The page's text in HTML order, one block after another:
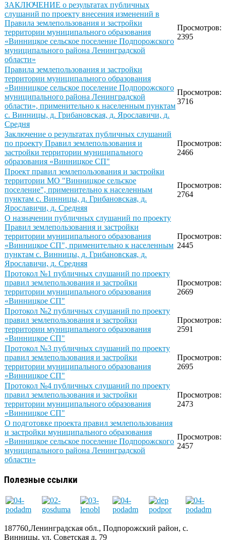
ЗАКЛЮЧЕНИЕ о результатах публичных
слушаний по проекту внесения изменений в
Правила землепользования и застройки
территории муниципального образования
«Винницкое сельское поселение Подпорожского
муниципального района Ленинградской
области»
Просмотров:
2395
Правила землепользования и застройки
территории муниципального образования
«Винницкое сельское поселение Подпорожского
муниципального района Ленинградской
области», применительно к населенным пунктам
с. Винницы, д. Грибановская, д. Ярославичи, д.
Средня
Просмотров:
3716
Заключение о результатах публичных слушаний
по проекту Правил землепользования и
застройки территории муниципального
образования «Винницкое СП"
Просмотров:
2466
Проект правил землепользования и застройки
территории МО "Винницкое сельское
поселение", применительно к населенным
пунктам с. Винницы, д. Грибановская, д.
Ярославичи, д. Средняя
Просмотров:
2764
О назначении публичных слушаний по проекту
Правил землепользования и застройки
территории муниципального образования
«Винницкое СП", применительно к населенным
пунктам с. Винницы, д. Грибановская, д.
Ярославичи, д. Средняя
Просмотров:
2445
Протокол №1 публичных слушаний по проекту
правил землепользования и застройки
территории муниципального образования
«Винницкое СП"
Просмотров:
2669
Протокол №2 публичных слушаний по проекту
правил землепользования и застройки
территории муниципального образования
«Винницкое СП"
Просмотров:
2591
Протокол №3 публичных слушаний по проекту
правил землепользования и застройки
территории муниципального образования
«Винницкое СП"
Просмотров:
2695
Протокол №4 публичных слушаний по проекту
правил землепользования и застройки
территории муниципального образования
«Винницкое СП"
Просмотров:
2473
О подготовке проекта правил землепользования
и застройки муниципального образования
«Винницкое сельское поселение Подпорожского
муниципального района Ленинградской
области»
Просмотров:
2457
Полезные ссылки
187760,Ленинградская обл., Подпорожский район, с.
Винницы, ул. Советская д. 79